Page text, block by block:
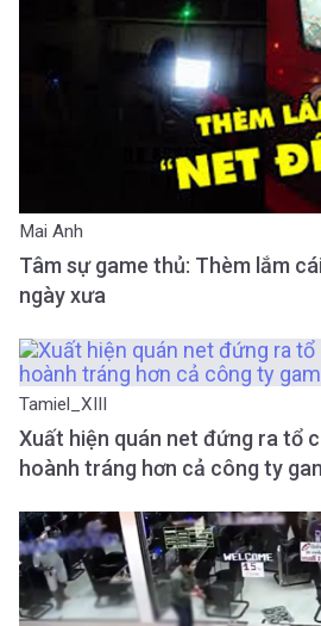
Mai Anh
Tâm sự game thủ: Thèm lắm
ngày xưa
Tamiel_XIII
Xuất hiện quán net đứng ra tổ
hoành tráng hơn cả công ty